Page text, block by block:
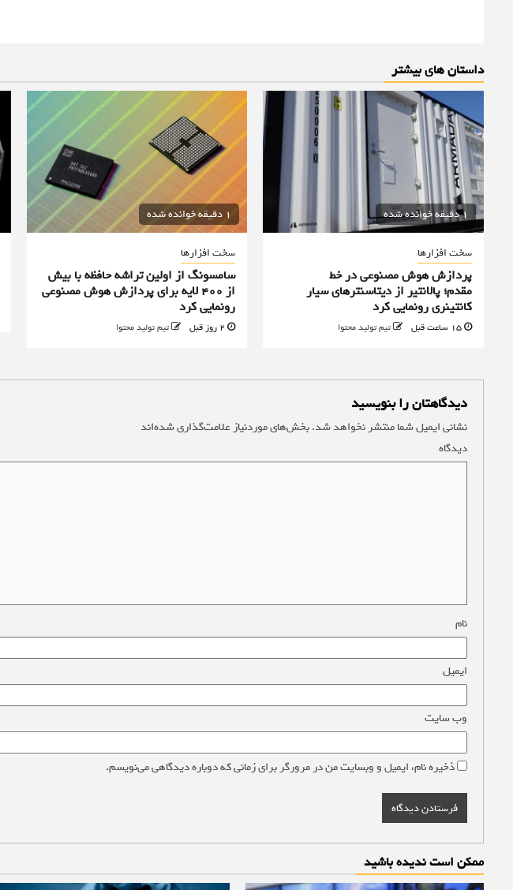
داستان های بیشتر
1 دقیقه خوانده شده
سخت افزارها
پردازش هوش مصنوعی در خط
مقدم؛ پالانتیر از دیتاسنترهای سیار
کانتینری رونمایی کرد
تیم تولید محتوا
1 دقیقه خوانده شده
سخت افزارها
سامسونگ از اولین تراشه حافظه با بیش
از ۴۰۰ لایه برای پردازش هوش مصنوعی
رونمایی کرد
2 روز قبل تیم تولید محتوا
دیدگاهتان را بنویسید
نشانی ایمیل شما منتشر نخواهد شد.بخش‌های موردنیاز علامت‌گذاری شده‌اند
دیدگاه
نام
ایمیل
وب‌ سایت
ذخیره نام، ایمیل و وبسایت من در مرورگر برای زمانی که دوباره دیدگاهی می‌نویسم.
ممکن است ندیده باشید